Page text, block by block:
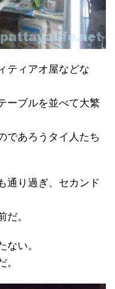
ティアオ屋などな
ーブルを並べて大繁
であろうタイ人たち
通り過ぎ、セカンド
だ。
ない。